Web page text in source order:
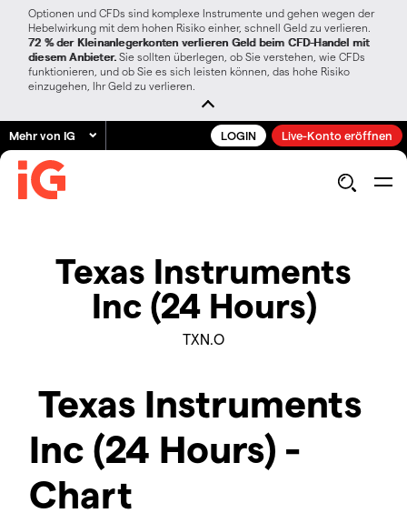
Optionen und CFDs sind komplexe Instrumente und gehen wegen der
Hebelwirkung mit dem hohen Risiko einher, schnell Geld zu verlieren.
72 % der Kleinanlegerkonten verlieren Geld beim CFD-Handel mit
diesem Anbieter. Sie sollten überlegen, ob Sie verstehen, wie CFDs
funktionieren, und ob Sie es sich leisten können, das hohe Risiko
einzugehen, Ihr Geld zu verlieren.
Mehr von IG LOGIN Live-Konto eröffnen
Texas Instruments
Inc (24 Hours)
TXN.O
Texas Instruments
Inc (24 Hours) -
Chart